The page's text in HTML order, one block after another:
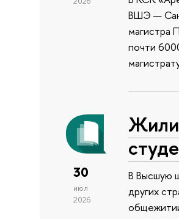
ВШЭ —
магистра
почти
30
июл
2026
В Высшую
других